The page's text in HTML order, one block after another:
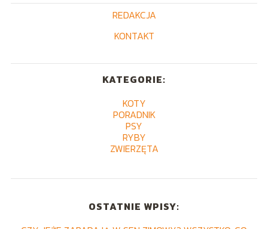
REDAKCJA
KONTAKT
KATEGORIE:
KOTY
PORADNIK
PSY
RYBY
ZWIERZĘTA
OSTATNIE WPISY: